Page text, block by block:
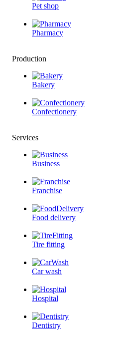
Pet shop
Pharmacy
Production
Bakery
Confectionery
Services
Business
Franchise
Food delivery
Tire fitting
Car wash
Hospital
Dentistry